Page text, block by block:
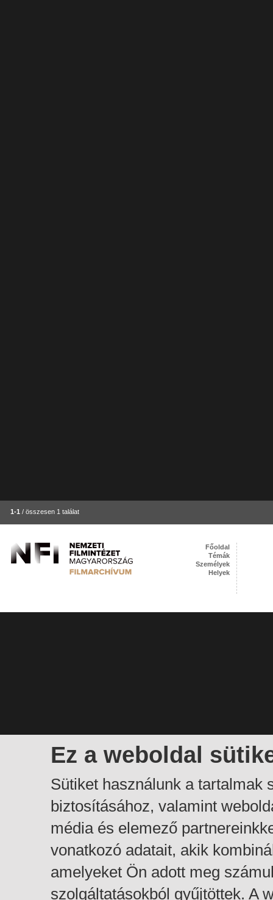
1-1 / összesen 1 találat
Ez a weboldal
Sütiket használunk a tartalmak
biztosításához, valamint
média és elemező
vonatkozó adatait, akik
amelyeket Ön adott meg
szolgáltatásokból gyűjtöttek. A
Főoldal
Témák
Személyek
Helyek